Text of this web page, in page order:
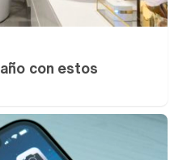
con estos